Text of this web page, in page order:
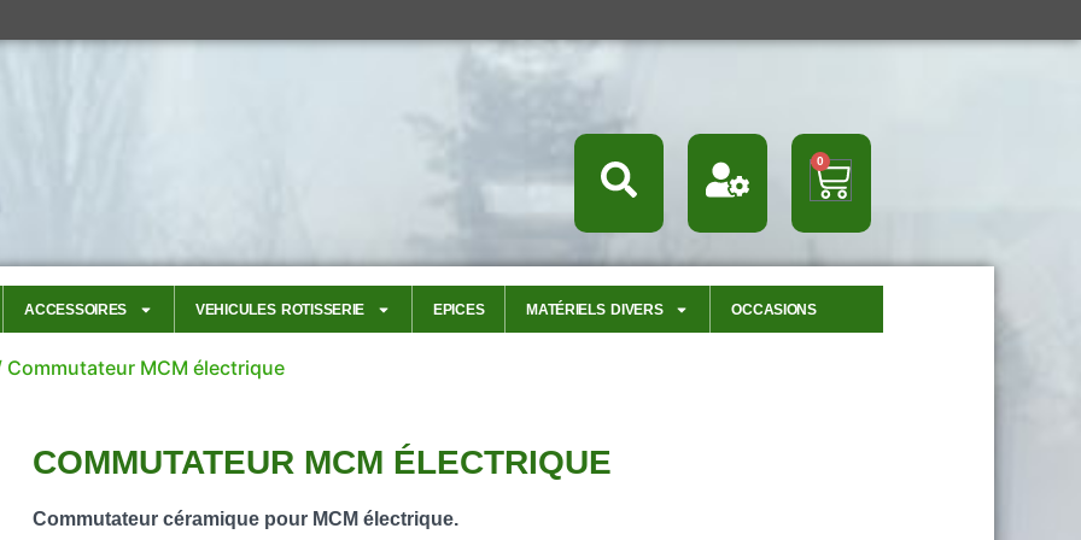
0
Panier
ACCESSOIRES VEHICULES ROTISSERIE EPICES MATÉRIELS DIVERS OCCASIONS
Commutateur MCM électrique
COMMUTATEUR MCM ÉLECTRIQUE
Commutateur céramique pour MCM électrique.